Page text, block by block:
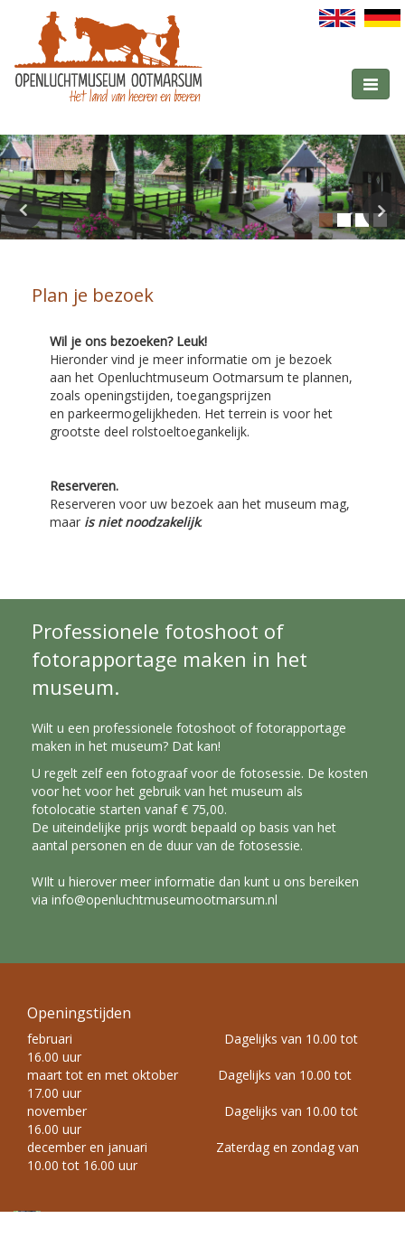
Toggle
Plan je bezoek
Wil je ons bezoeken? Leuk!
Hieronder vind je meer informatie om je bezoek
aan het Openluchtmuseum Ootmarsum te plannen,
zoals openingstijden, toegangsprijzen
en parkeermogelijkheden. Het terrein is voor het
grootste deel rolstoeltoegankelijk.
Reserveren.
Reserveren voor uw bezoek aan het museum mag,
maar is niet noodzakelijk.
Professionele fotoshoot of
fotorapportage maken in het
museum.
Wilt u een professionele fotoshoot of fotorapportage
maken in het museum? Dat kan!
U regelt zelf een fotograaf voor de fotosessie. De kosten
voor het voor het gebruik van het museum als
fotolocatie starten vanaf € 75,00.
De uiteindelijke prijs wordt bepaald op basis van het
aantal personen en de duur van de fotosessie.
WIlt u hierover meer informatie dan kunt u ons bereiken
via info@openluchtmuseumootmarsum.nl
Openingstijden
februari Dagelijks van 10.00 tot
16.00 uur
maart tot en met oktober Dagelijks van 10.00 tot
17.00 uur
november Dagelijks van 10.00 tot
16.00 uur
december en januari Zaterdag en zondag van
10.00 tot 16.00 uur